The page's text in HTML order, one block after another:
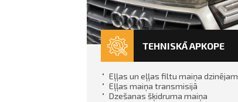
TEHNISKĀ APKOPE
Eļļas un eļļas filtu maiņa dzinējam
Eļļas maiņa transmisijā
Dzešanas šķidruma maiņa